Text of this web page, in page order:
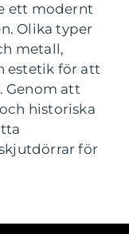
ett modernt
Olika typer
metall,
estetik för att
Genom att
historiska
för